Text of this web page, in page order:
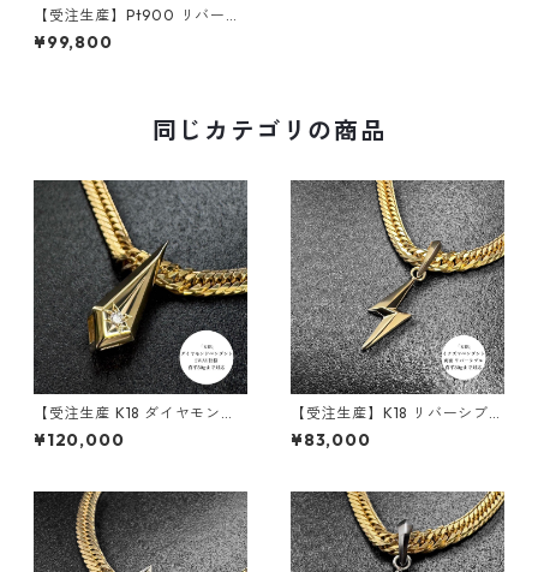
【受注生産】Pt900 リバーシ
ブルペンダント｜ステラコア
｜30g喜平まで対応 4WAY｜c
¥99,800
同じカテゴリの商品
【受注生産 K18 ダイヤモンド
ペンダント ｜ランスエッジ ｜
50g喜平まで対応 2WAY｜cus
¥120,000
【受注生産】K18 リバーシブル
ペンダント | 雷-INAZUMA- |
地金タイプ| 30g喜平まで対応
¥83,000